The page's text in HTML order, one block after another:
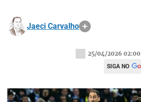
Jaeci Carvalho
25/04/2026 02:00
SIGA NO